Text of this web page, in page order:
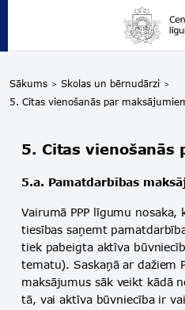
Sākums
Skolas un bērnudārzi
5. Citas vienošanās par
5. Citas vienošanās
5.a. Pamatdarbības
Vairumā PPP līgumu
tiesības saņemt
tiek pabeigta aktīva
tematu). Saskaņā ar dažiem
maksājumus sāk veikt kādā
tā, vai aktīva būvniecība ir